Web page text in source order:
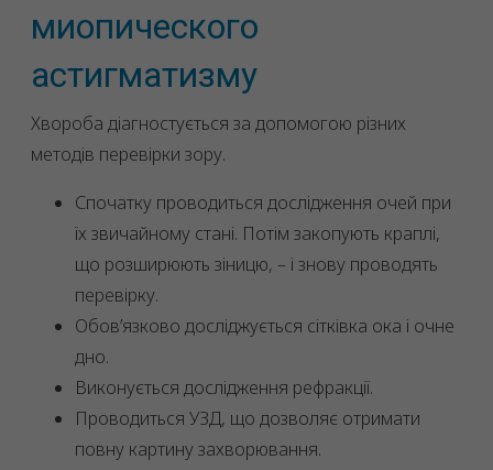
миопического
астигматизму
Хвороба діагностується за допомогою різних
методів перевірки зору.
Спочатку проводиться дослідження очей при
їх звичайному стані. Потім закопують краплі,
що розширюють зіницю, – і знову проводять
перевірку.
Обов’язково досліджується сітківка ока і очне
дно.
Виконується дослідження рефракції.
Проводиться УЗД, що дозволяє отримати
повну картину захворювання.